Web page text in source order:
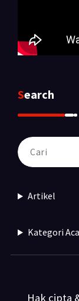
Search
Pencarian
untuk:
Artikel
Kategori
Hak cipta